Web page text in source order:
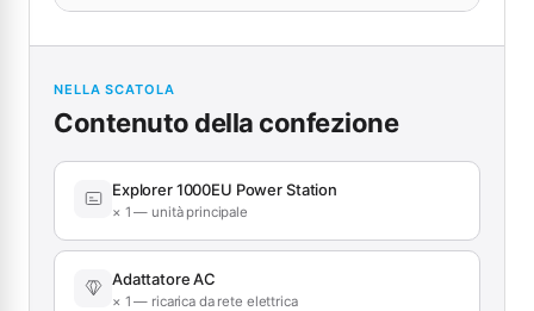
NELLA SCATOLA
Contenuto della confezione
Explorer 1000EU Power Station
× 1 — unità principale
Adattatore AC
× 1 — ricarica da rete elettrica